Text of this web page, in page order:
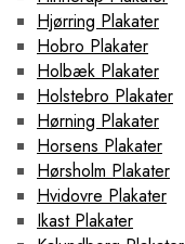
Hjørring Plakater
Hobro Plakater
Holbæk Plakater
Holstebro Plakater
Hørning Plakater
Horsens Plakater
Hørsholm Plakater
Hvidovre Plakater
Ikast Plakater